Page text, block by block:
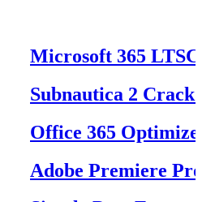
Microsoft 365 LTSC
Subnautica 2 Crack
Office 365
Adobe Premiere Pro